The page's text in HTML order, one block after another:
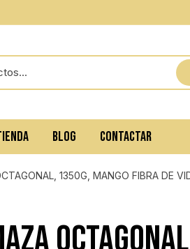
BLOG CONTACTAR
1350G, MANGO FIBRA DE